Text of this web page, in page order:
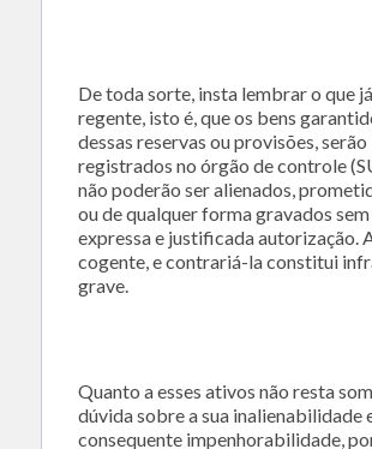
De toda sorte, insta lembrar o que
regente, isto é, que os bens
dessas reservas ou provisões, serão
registrados no órgão de controle
não poderão ser alienados,
ou de qualquer forma gravados
expressa e justificada autorização.
cogente, e contrariá-la constitui
grave.
Quanto a esses ativos não resta
dúvida sobre a sua inalienabilidade
consequente impenhorabilidade,